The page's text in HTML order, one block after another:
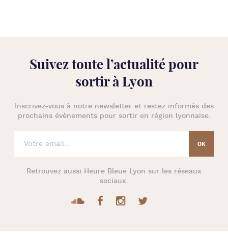
Suivez toute l’actualité pour
sortir à Lyon
Inscrivez-vous à notre newsletter et restez informés des
prochains évènements pour sortir en région lyonnaise.
Retrouvez aussi Heure Bleue Lyon sur les réseaux
sociaux.